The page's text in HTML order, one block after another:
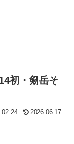
初・剱岳そ
2026.06.17